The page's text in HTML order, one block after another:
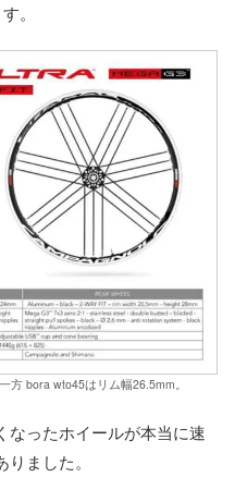
。
方 bora wto45はリム幅26.5mm。
なったホイールが本当に速
ました。